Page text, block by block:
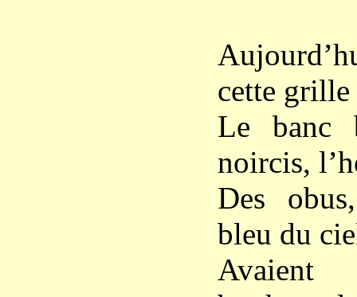
cette grille
Le banc
noircis,
Des
bleu du
Avaient